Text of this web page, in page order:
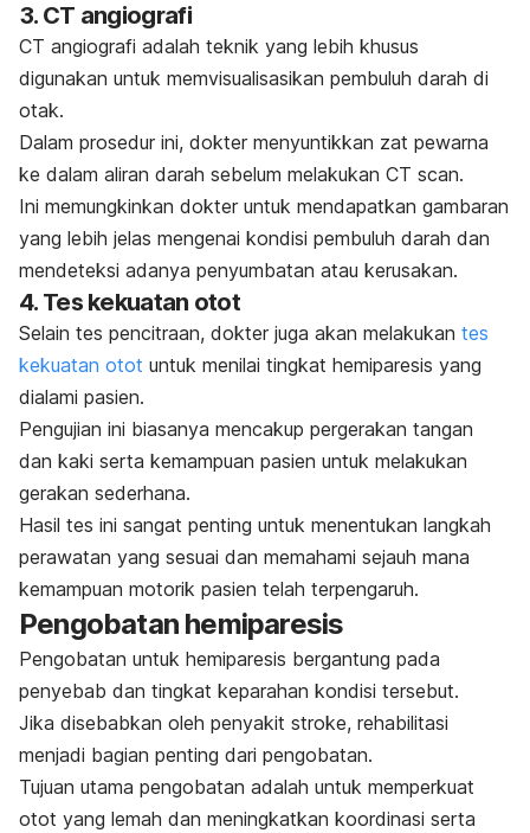
3. CT angiografi
CT angiografi adalah teknik yang lebih khusus
digunakan untuk memvisualisasikan pembuluh darah di
otak.
Dalam prosedur ini, dokter menyuntikkan zat pewarna
ke dalam aliran darah sebelum melakukan CT scan.
Ini memungkinkan dokter untuk mendapatkan gambaran
yang lebih jelas mengenai kondisi pembuluh darah dan
mendeteksi adanya penyumbatan atau kerusakan.
4. Tes kekuatan otot
Selain tes pencitraan, dokter juga akan melakukan tes
kekuatan otot untuk menilai tingkat hemiparesis yang
dialami pasien.
Pengujian ini biasanya mencakup pergerakan tangan
dan kaki serta kemampuan pasien untuk melakukan
gerakan sederhana.
Hasil tes ini sangat penting untuk menentukan langkah
perawatan yang sesuai dan memahami sejauh mana
kemampuan motorik pasien telah terpengaruh.
Pengobatan hemiparesis
Pengobatan untuk hemiparesis bergantung pada
penyebab dan tingkat keparahan kondisi tersebut.
Jika disebabkan oleh penyakit stroke, rehabilitasi
menjadi bagian penting dari pengobatan.
Tujuan utama pengobatan adalah untuk memperkuat
otot yang lemah dan meningkatkan koordinasi serta